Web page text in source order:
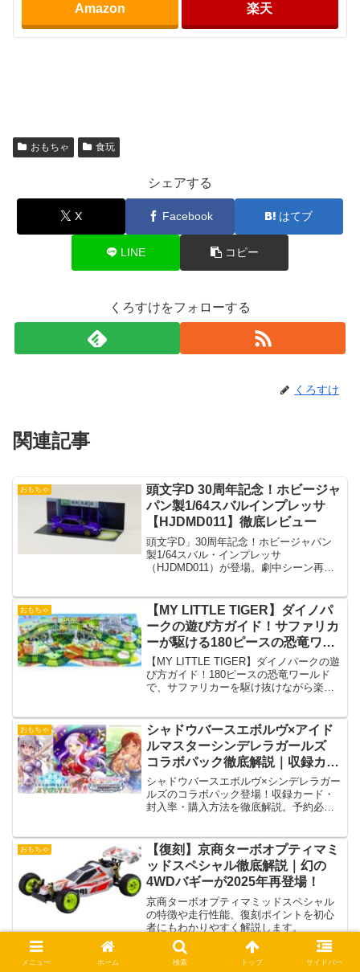
Amazon 楽天
おもちゃ 食玩
シェアする
X Facebook はてブ
LINE コピー
くろすけをフォローする
くろすけ
関連記事
おもちゃ
頭文字D 30周年記念！ホビージャ
パン製1/64スバルインプレッサ
【HJDMD011】徹底レビュー
頭文字D」30周年記念！ホビージャパン
製1/64スバル・インプレッサ
（HJDMD011）が登場。劇中シーン再現
おもちゃ
【MY LITTLE TIGER】ダイノパ
ークの遊び方ガイド！サファリカ
ーが駆ける180ピースの恐竜ワー
ルド
【MY LITTLE TIGER】ダイノパークの遊
び方ガイド！180ピースの恐竜ワールド
で、サファリカーを駆け抜けながら楽し
おもちゃ
シャドウバースエボルヴ×アイド
ルマスターシンデレラガールズ
コラボパック徹底解説｜収録カー
ド・封入率・購入方法まとめ
シャドウバースエボルヴ×シンデレラガー
ルズのコラボパック登場！収録カード・
封入率・購入方法を徹底解説。予約必須
おもちゃ
【復刻】京商ターボオプティマミ
ッドスペシャル徹底解説｜幻の
4WDバギーが2025年再登場！
京商ターボオプティマミッドスペシャル
の特徴や走行性能、復刻ポイントを初心
者にもわかりやすく解説します。
メニュー ホーム 検索 トップ サイドバー